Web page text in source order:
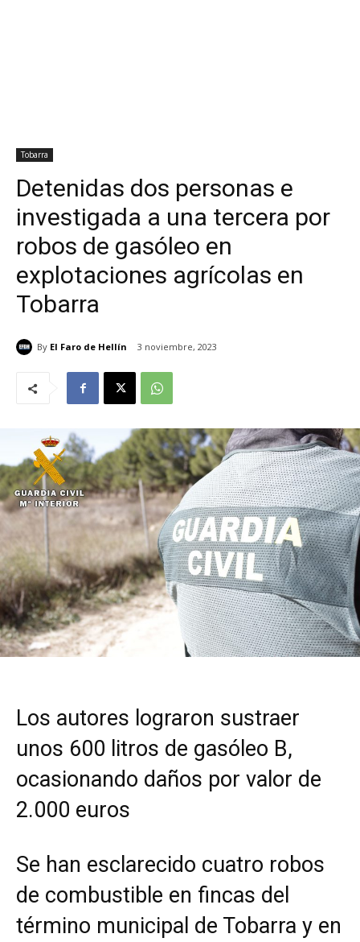
Tobarra
Detenidas dos personas e
investigada a una tercera por
robos de gasóleo en
explotaciones agrícolas en
Tobarra
By El Faro de Hellín 3 noviembre, 2023
Los autores lograron sustraer
unos 600 litros de gasóleo B,
ocasionando daños por valor de
2.000 euros
Se han esclarecido cuatro robos
de combustible en fincas del
término municipal de Tobarra y en